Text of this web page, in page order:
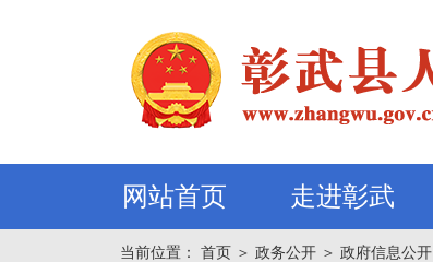
网站首页 走进彰武
当前位置： 首页 ＞ 政务公开 ＞ 政府信息公开